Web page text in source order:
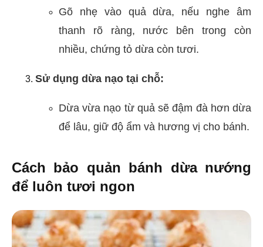
Gõ nhẹ vào quả dừa, nếu nghe âm
thanh rõ ràng, nước bên trong còn
nhiều, chứng tỏ dừa còn tươi.
Sử dụng dừa nạo tại chỗ:
Dừa vừa nạo từ quả sẽ đậm đà hơn dừa
để lâu, giữ độ ẩm và hương vị cho bánh.
Cách bảo quản bánh dừa nướng
để luôn tươi ngon